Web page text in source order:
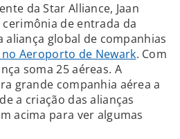
da Star Alliance, Jaan
de entrada da
aliança global de companhias
Aeroporto de Newark. Com
soma 25 aéreas. A
grande companhia aérea a
a criação das alianças
acima para ver algumas